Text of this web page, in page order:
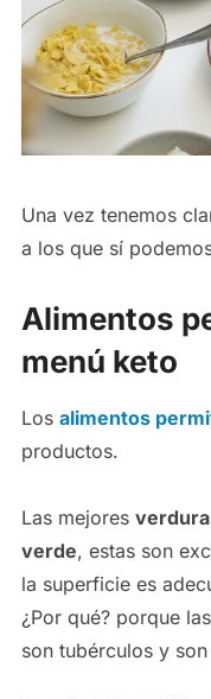
Una vez tenemos
a los que sí
Alimentos
menú keto
Los alimentos
productos.
Las mejores
verde, estas son
la superficie es
¿Por qué? porque
son tubérculos y